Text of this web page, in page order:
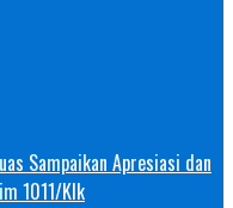
Sampaikan Apresiasi dan
1011/Klk